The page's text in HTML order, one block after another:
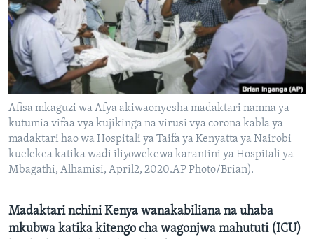
Afisa mkaguzi wa Afya akiwaonyesha madaktari namna ya
kutumia vifaa vya kujikinga na virusi vya corona kabla ya
madaktari hao wa Hospitali ya Taifa ya Kenyatta ya Nairobi
kuelekea katika wadi iliyowekewa karantini ya Hospitali ya
Mbagathi, Alhamisi, April2, 2020.AP Photo/Brian).
Madaktari nchini Kenya wanakabiliana na uhaba
mkubwa katika kitengo cha wagonjwa mahututi (ICU)